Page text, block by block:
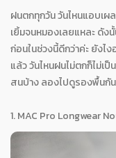
ฝนตกทุกวัน วันไหนแอบเผ
เยิ้มจนหมองเลยแหละ ดัง
ก่อนในช่วงนี้ดีกว่าค่ะ ยังไ
แล้ว วันไหนฝนไม่ตกก็ไม่เ
สนบ้าง ลองไปดูรองพื้นกั
1. MAC Pro Longwear